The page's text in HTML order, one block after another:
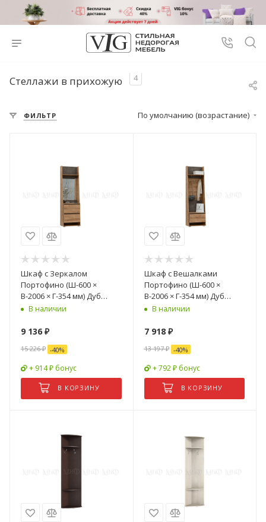
Стеллажи в прихожую 4
ФИЛЬТР По умолчанию (возрастание)
Шкаф с Зеркалом
Портофино (Ш-600 ×
В-2006 × Г-354 мм) Дуб
Крафт/Бетон
В наличии
9 136 ₽
15 226₽ -40%
+ 914 ₽ бонус
В КОРЗИНУ
Шкаф с Вешалками
Портофино (Ш-600 ×
В-2006 × Г-354 мм) Дуб
Крафт/Бетон
В наличии
7 918₽
13 197₽ -40%
+ 792 ₽ бонус
В КОРЗИНУ